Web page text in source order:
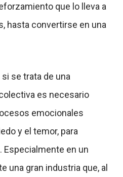
que lo lleva a
hasta convertirse en una
se trata de una
es necesario
emocionales
y el temor, para
Especialmente en un
una gran industria que, al